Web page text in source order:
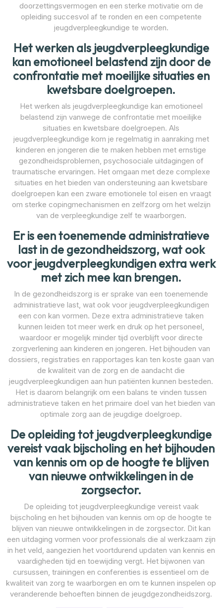
doorzettingsvermogen en een sterke motivatie om de
opleiding succesvol af te ronden en een competente
jeugdverpleegkundige te worden.
Het werken als jeugdverpleegkundige
kan emotioneel belastend zijn door de
confrontatie met moeilijke situaties en
kwetsbare doelgroepen.
Het werken als jeugdverpleegkundige kan emotioneel
belastend zijn vanwege de confrontatie met moeilijke
situaties en kwetsbare doelgroepen. Als
jeugdverpleegkundige kom je regelmatig in aanraking met
kinderen en jongeren die te maken hebben met ernstige
gezondheidsproblemen, psychosociale uitdagingen of
traumatische ervaringen. Het omgaan met deze complexe
situaties en het bieden van ondersteuning aan kwetsbare
doelgroepen kan een zware emotionele tol eisen en vraagt
om sterke copingmechanismen en zelfzorg om het welzijn
van de verpleegkundige zelf te waarborgen.
Er is een toenemende administratieve
last in de gezondheidszorg, wat ook
voor jeugdverpleegkundigen extra werk
met zich mee kan brengen.
In de gezondheidszorg is er sprake van een toenemende
administratieve last, wat ook voor jeugdverpleegkundigen
een con kan vormen. Deze extra administratieve taken
kunnen leiden tot meer werk en druk op het personeel,
waardoor er mogelijk minder tijd overblijft voor directe
zorgverlening aan kinderen en jongeren. Het bijhouden van
dossiers, registraties en rapportages kan ten koste gaan van
de kwaliteit van de zorg en de aandacht die
jeugdverpleegkundigen aan hun patiënten kunnen besteden.
Het is daarom belangrijk om een balans te vinden tussen
administratieve taken en het primaire doel van het bieden van
optimale zorg aan de jeugdige doelgroep.
De opleiding tot jeugdverpleegkundige
vereist vaak bijscholing en het bijhouden
van kennis om op de hoogte te blijven
van nieuwe ontwikkelingen in de
zorgsector.
De opleiding tot jeugdverpleegkundige vereist vaak
bijscholing en het bijhouden van kennis om op de hoogte te
blijven van nieuwe ontwikkelingen in de zorgsector. Dit kan
een uitdaging vormen voor professionals die al werkzaam zijn
in het veld, aangezien het voortdurend updaten van kennis en
vaardigheden tijd en toewijding vergt. Het bijwonen van
cursussen, trainingen en conferenties is essentieel om de
kwaliteit van zorg te waarborgen en om te kunnen inspelen op
veranderende behoeften binnen de jeugdgezondheidszorg.